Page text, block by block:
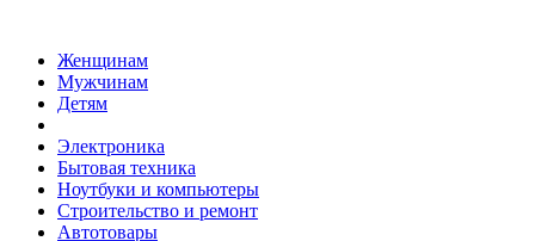
Женщинам
Мужчинам
Детям
Электроника
Бытовая техника
Ноутбуки и компьютеры
Строительство и ремонт
Автотовары